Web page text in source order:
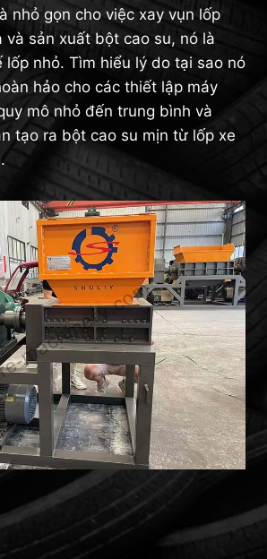
nhỏ gọn cho việc xay vụn lốp
và sản xuất bột cao su, nó là
lốp nhỏ. Tìm hiểu lý do tại sao nó
hảo cho các thiết lập máy
mô nhỏ đến trung bình và
tạo ra bột cao su mịn từ lốp xe